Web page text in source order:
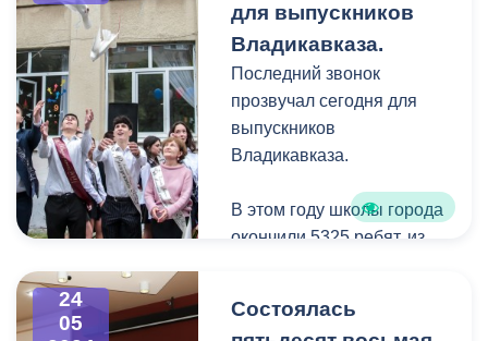
для выпускников
Владикавказа.
Последний звонок
прозвучал сегодня для
выпускников
Владикавказа.
В этом году школы города
окончили 5325 ребят, из
24
05
Состоялась